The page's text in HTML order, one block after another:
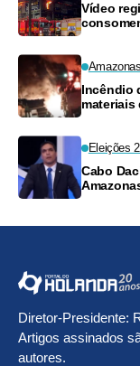
Vídeo
Amazonas
Incêndio
materiais
Eleições
Cabo
Diretor-Presidente:
Artigos assinados
autores.